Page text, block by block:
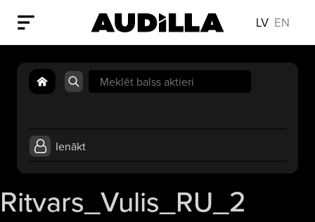
LV EN
Search
for:
Ienākt
Ritvars_Vulis_RU_2